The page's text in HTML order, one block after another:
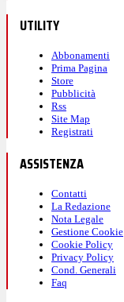
UTILITY
Abbonamenti
Prima Pagina
Store
Pubblicità
Rss
Site Map
Registrati
ASSISTENZA
Contatti
La Redazione
Nota Legale
Gestione Cookie
Cookie Policy
Privacy Policy
Cond. Generali
Faq